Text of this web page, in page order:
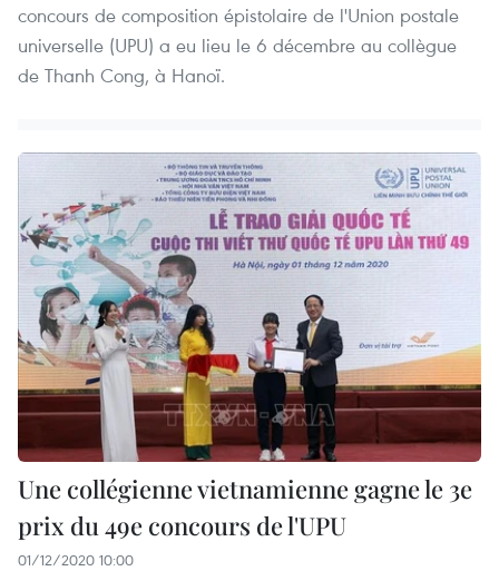
concours de composition épistolaire de l'Union postale
universelle (UPU) a eu lieu le 6 décembre au collègue
de Thanh Cong, à Hanoï.
Une collégienne vietnamienne gagne le 3e
prix du 49e concours de l'UPU
01/12/2020 10:00